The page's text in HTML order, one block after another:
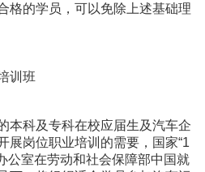
格的学员，可以免除上述基础理
训班
本科及专科在校应届生及汽车企
展岗位职业培训的需要，国家“1
公室在劳动和社会保障部中国就